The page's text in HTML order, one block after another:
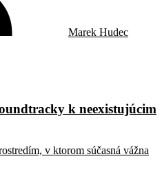
Marek Hudec
k neexistujúcim
v ktorom súčasná vážna